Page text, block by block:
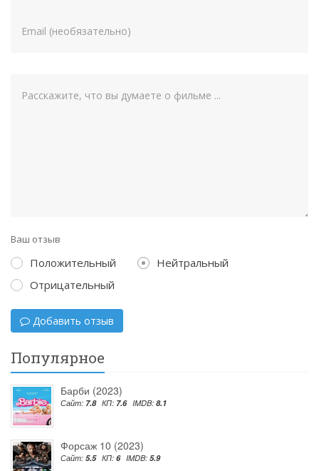
Ваш отзыв
Положительный
Нейтральный
Отрицательный
Добавить отзыв
Популярное
Барби (2023)
Сайт: 7.8 КП: 7.6 IMDB: 8.1
Форсаж 10 (2023)
Сайт: 5.5 КП: 6 IMDB: 5.9